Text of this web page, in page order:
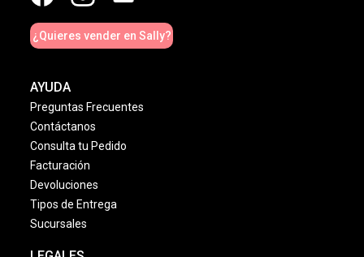
¿Quieres vender en Sally?
AYUDA
Preguntas Frecuentes
Contáctanos
Consulta tu Pedido
Facturación
Devoluciones
Tipos de Entrega
Sucursales